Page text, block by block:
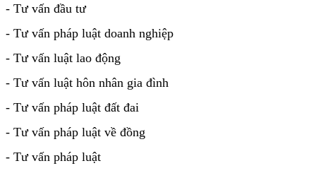
- Tư vấn đầu tư
- Tư vấn pháp luật doanh nghiệp
- Tư vấn luật lao động
- Tư vấn luật hôn nhân gia đình
- Tư vấn pháp luật đất đai
- Tư vấn pháp luật về đồng
- Tư vấn pháp luật